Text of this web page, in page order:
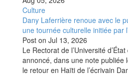
Culture
Dany Laferrière renoue avec le
une tournée culturelle initiée par
Post on Jul 13, 2026
Le Rectorat de l’Université
annoncé, dans une note publiée
le retour en Haïti de l’écrivain